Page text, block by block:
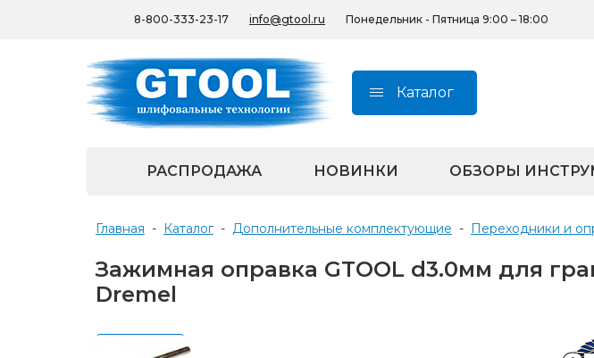
8-800-333-23-17 info@gtool.ru Понедельник - Пятница 9:00 – 18:00
Каталог
РАСПРОДАЖА НОВИНКИ ОБЗОРЫ
Главная - Каталог - Дополнительные комплектующие - Переходники и
Зажимная оправка GTOOL d3.0мм для
Dremel